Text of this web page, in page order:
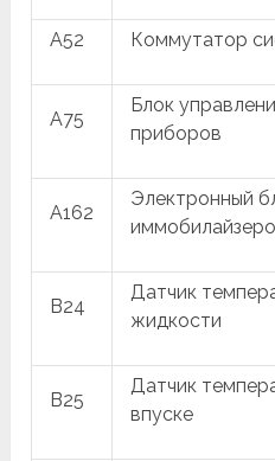
A52 Коммутатор
A75
Блок
приборов
A162
Электронный
B24
Датчик
жидкости
B25
Датчик
впуске